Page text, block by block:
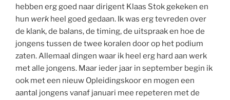
hebben erg goed naar dirigent Klaas Stok gekeken en
hun werk heel goed gedaan. Ik was erg tevreden over
de klank, de balans, de timing, de uitspraak en hoe de
jongens tussen de twee koralen door op het podium
zaten. Allemaal dingen waar ik heel erg hard aan werk
met alle jongens. Maar ieder jaar in september begin ik
ook met een nieuw Opleidingskoor en mogen een
aantal jongens vanaf januari mee repeteren met de